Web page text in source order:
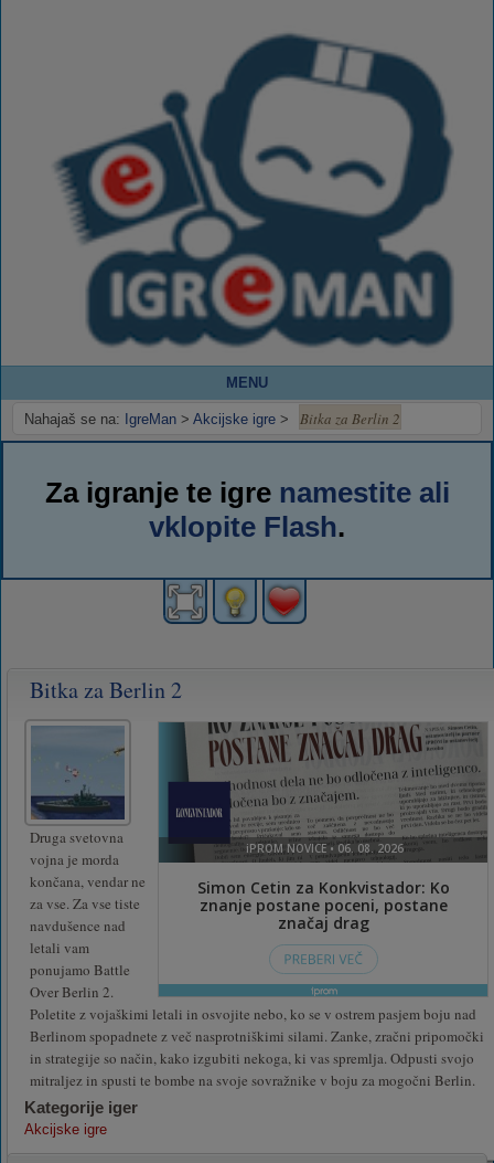
MENU
Nahajaš se na: IgreMan > Akcijske igre > Bitka za Berlin 2
Za igranje te igre namestite ali
vklopite Flash.
Bitka za Berlin 2
Druga svetovna
vojna je morda
končana, vendar ne
za vse. Za vse tiste
navdušence nad
letali vam
ponujamo Battle
Over Berlin 2.
Poletite z vojaškimi letali in osvojite nebo, ko se v ostrem pasjem boju nad
Berlinom spopadnete z več nasprotniškimi silami. Zanke, zračni pripomočki
in strategije so način, kako izgubiti nekoga, ki vas spremlja. Odpusti svojo
mitraljez in spusti te bombe na svoje sovražnike v boju za mogočni Berlin.
Kategorije iger
Akcijske igre